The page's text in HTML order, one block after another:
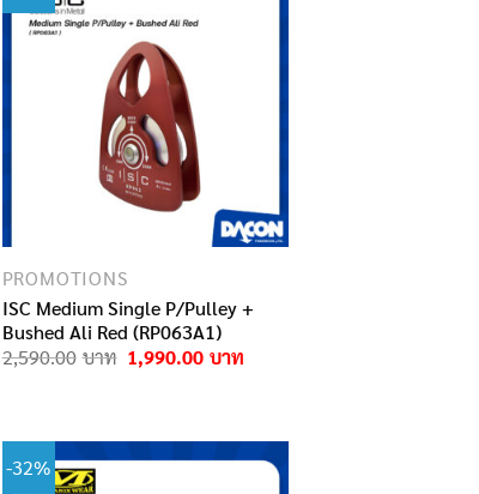
PROMOTIONS
ISC Medium Single P/Pulley +
Bushed Ali Red (RP063A1)
2,590.00
Original
price
1,990.00
-32%